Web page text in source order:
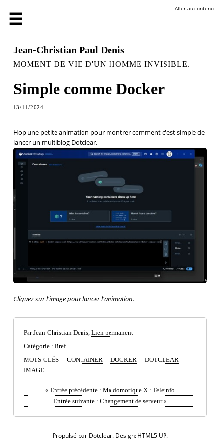
Aller au contenu
Jean-Christian Paul Denis
MOMENT DE VIE D'UN HOMME INVISIBLE.
Simple comme Docker
13/11/2024
Hop une petite animation pour montrer comment c'est simple de
lancer un multiblog Dotclear.
Cliquez sur l'image pour lancer l'animation.
Par Jean-Christian Denis, Lien permanent
Catégorie : Bref
MOTS-CLÉS
CONTAINER DOCKER
DOTCLEAR
IMAGE
« Entrée précédente : Ma domotique X : Teleinfo
Entrée suivante : Changement de serveur»
Propulsé par Dotclear. Design: HTML5 UP.